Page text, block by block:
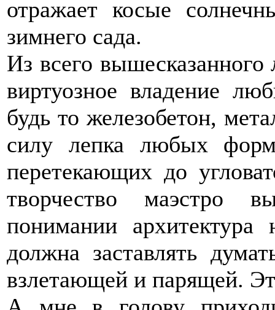
отражает косые
зимнего сада.
Из всего вышесказанного
виртуозное владение
будь то железобетон,
силу лепка любых
перетекающих до
творчество маэстро
понимании
должна заставлять
взлетающей и парящей.